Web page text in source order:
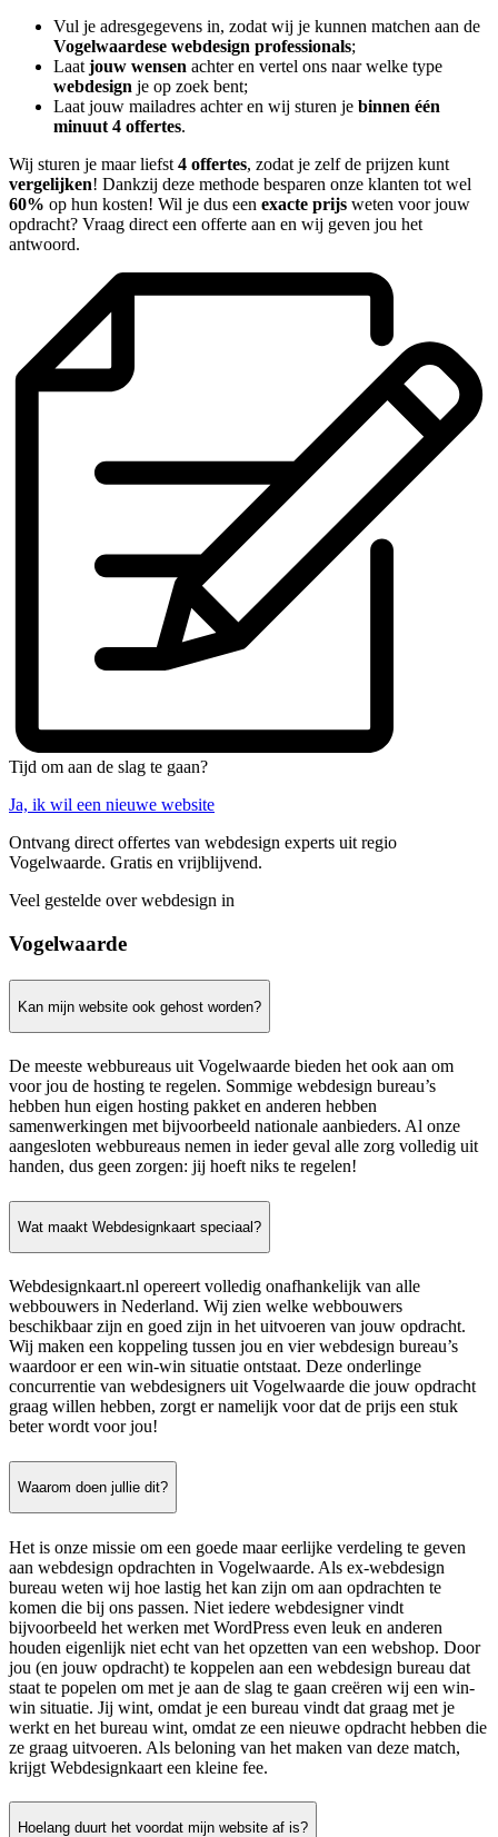
Vul je adresgegevens in, zodat wij je kunnen matchen aan de
Vogelwaardese webdesign professionals;
Laat jouw wensen achter en vertel ons naar welke type
webdesign je op zoek bent;
Laat jouw mailadres achter en wij sturen je binnen één
minuut 4 offertes.
Wij sturen je maar liefst 4 offertes, zodat je zelf de prijzen kunt
vergelijken! Dankzij deze methode besparen onze klanten tot wel
60% op hun kosten! Wil je dus een exacte prijs weten voor jouw
opdracht? Vraag direct een offerte aan en wij geven jou het
antwoord.
Tijd om aan de slag te gaan?
Ja, ik wil een nieuwe website
Ontvang direct offertes van webdesign experts uit regio
Vogelwaarde. Gratis en vrijblijvend.
Veel gestelde over webdesign in
Vogelwaarde
Kan mijn website ook gehost worden?
De meeste webbureaus uit Vogelwaarde bieden het ook aan om
voor jou de hosting te regelen. Sommige webdesign bureau’s
hebben hun eigen hosting pakket en anderen hebben
samenwerkingen met bijvoorbeeld nationale aanbieders. Al onze
aangesloten webbureaus nemen in ieder geval alle zorg volledig uit
handen, dus geen zorgen: jij hoeft niks te regelen!
Wat maakt Webdesignkaart speciaal?
Webdesignkaart.nl opereert volledig onafhankelijk van alle
webbouwers in Nederland. Wij zien welke webbouwers
beschikbaar zijn en goed zijn in het uitvoeren van jouw opdracht.
Wij maken een koppeling tussen jou en vier webdesign bureau’s
waardoor er een win-win situatie ontstaat. Deze onderlinge
concurrentie van webdesigners uit Vogelwaarde die jouw opdracht
graag willen hebben, zorgt er namelijk voor dat de prijs een stuk
beter wordt voor jou!
Waarom doen jullie dit?
Het is onze missie om een goede maar eerlijke verdeling te geven
aan webdesign opdrachten in Vogelwaarde. Als ex-webdesign
bureau weten wij hoe lastig het kan zijn om aan opdrachten te
komen die bij ons passen. Niet iedere webdesigner vindt
bijvoorbeeld het werken met WordPress even leuk en anderen
houden eigenlijk niet echt van het opzetten van een webshop. Door
jou (en jouw opdracht) te koppelen aan een webdesign bureau dat
staat te popelen om met je aan de slag te gaan creëren wij een win-
win situatie. Jij wint, omdat je een bureau vindt dat graag met je
werkt en het bureau wint, omdat ze een nieuwe opdracht hebben die
ze graag uitvoeren. Als beloning van het maken van deze match,
krijgt Webdesignkaart een kleine fee.
Hoelang duurt het voordat mijn website af is?